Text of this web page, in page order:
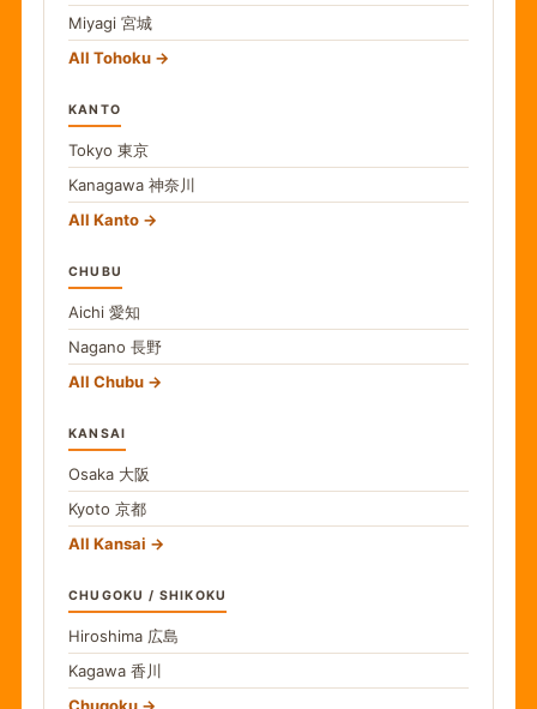
Miyagi 宮城
All Tohoku
KANTO
Tokyo 東京
Kanagawa 神奈川
All Kanto
CHUBU
Aichi 愛知
Nagano 長野
All Chubu
KANSAI
Osaka 大阪
Kyoto 京都
All Kansai
CHUGOKU / SHIKOKU
Hiroshima 広島
Kagawa 香川